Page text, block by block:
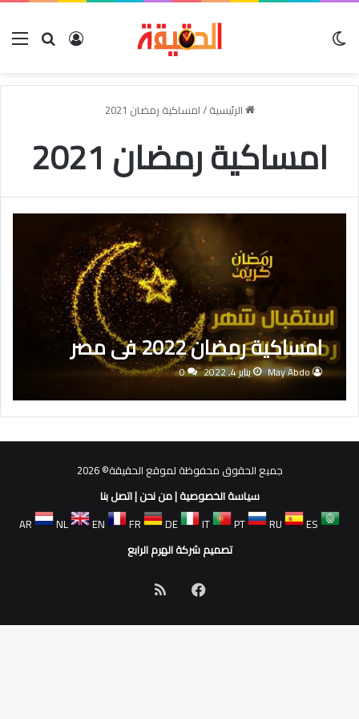
بحث عنتسجيل
الرئيسية/امساكية رمضان 2021
امساكية رمضان 2021
امساكية رمضان 2022 فى مصر
May Abdo يناير 4, 2022 0
جميع الحقوق محفوظة لموقع الحقيقة© 2026
سياسة الخصوصية|من نحن|اتصل بنا
AR
NL EN FR DE IT PT RU
ES
تصميم شركة الهرم الرابع
فيسبوك
الموقع